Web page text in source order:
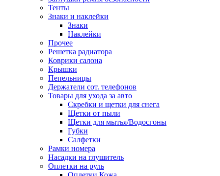
Тенты
Знаки и наклейки
Знаки
Наклейки
Прочее
Решетка радиатора
Коврики салона
Крышки
Пепельницы
Держатели сот. телефонов
Товары для ухода за авто
Скребки и щетки для снега
Щетки от пыли
Щетки для мытья/Водосгоны
Губки
Салфетки
Рамки номера
Насадки на глушитель
Оплетки на руль